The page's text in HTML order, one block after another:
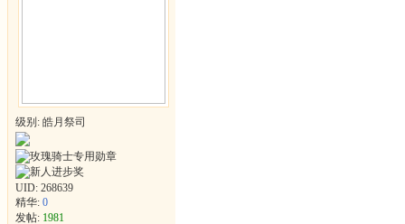
级别: 皓月祭司
UID: 268639
精华: 0
发帖: 1981